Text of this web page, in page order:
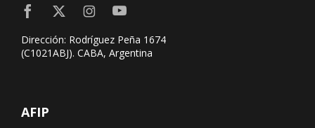
Dirección: Rodríguez Peña 1674
(C1021ABJ). CABA, Argentina
AFIP